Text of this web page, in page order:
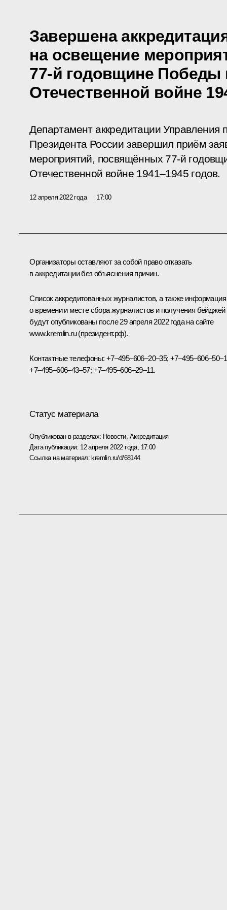
Завершена
на освещение
77-й годовщине Победы
Отечественной войне
Департамент аккредитации
Президента России завершил приём
мероприятий, посвящённых 77-й
Отечественной войне 1941–1945 годов.
12 апреля 2022 года 17:00
Организаторы оставляют за собой право отказать
в аккредитации без объяснения причин.
Список аккредитованных журналистов, а также информация
о времени и месте сбора журналистов и получения бейджей
будут опубликованы после 29 апреля 2022 года на сайте
www.kremlin.ru(президент.рф).
Контактные телефоны: +7–495–606–20–35;
+7–495–606–43–57; +7–495–606–29–11.
Статус материала
Опубликован в разделах: Новости, Аккредитация
Дата публикации: 12 апреля 2022 года, 17:00
Ссылка на материал: kremlin.ru/d/68144